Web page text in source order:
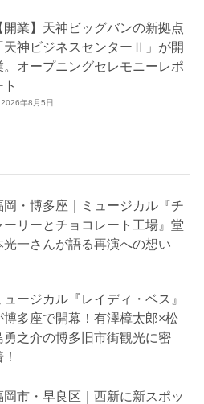
開業】天神ビッグバンの新拠点
天神ビジネスセンターⅡ」が開
。オープニングセレモニーレポ
ト
2026年8月5日
岡・博多座｜ミュージカル『チ
ーリーとチョコレート工場』堂
光一さんが語る再演への想い
ュージカル『レイディ・ベス』
博多座で開幕！有澤樟太郎×松
勇之介の博多旧市街観光に密
岡市・早良区｜西新に新スポッ